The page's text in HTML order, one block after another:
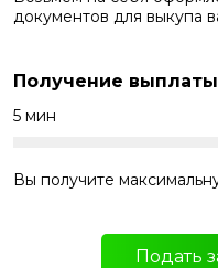
документов для выкупа
Получение выплаты
5 мин
Вы получите
Подать